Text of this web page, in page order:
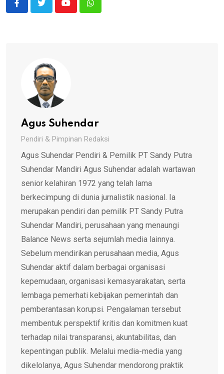
YoutubeWhatsapp
Agus Suhendar
Pendiri & Pimpinan Redaksi
Agus Suhendar Pendiri & Pemilik PT Sandy Putra
Suhendar Mandiri Agus Suhendar adalah wartawan
senior kelahiran 1972 yang telah lama
berkecimpung di dunia jurnalistik nasional. Ia
merupakan pendiri dan pemilik PT Sandy Putra
Suhendar Mandiri, perusahaan yang menaungi
Balance News serta sejumlah media lainnya.
Sebelum mendirikan perusahaan media, Agus
Suhendar aktif dalam berbagai organisasi
kepemudaan, organisasi kemasyarakatan, serta
lembaga pemerhati kebijakan pemerintah dan
pemberantasan korupsi. Pengalaman tersebut
membentuk perspektif kritis dan komitmen kuat
terhadap nilai transparansi, akuntabilitas, dan
kepentingan publik. Melalui media-media yang
dikelolanya, Agus Suhendar mendorong praktik